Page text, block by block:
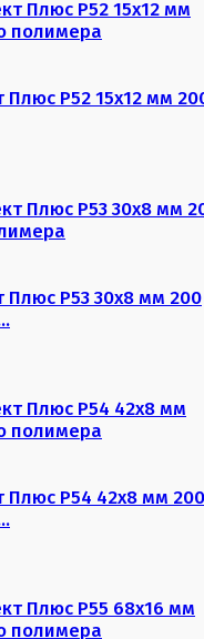
P52 15х12 мм
P53 30х8 мм 200
P54 42х8 мм 200